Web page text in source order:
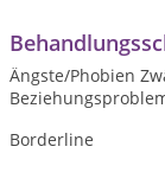
Ängste/Phobien
Borderline